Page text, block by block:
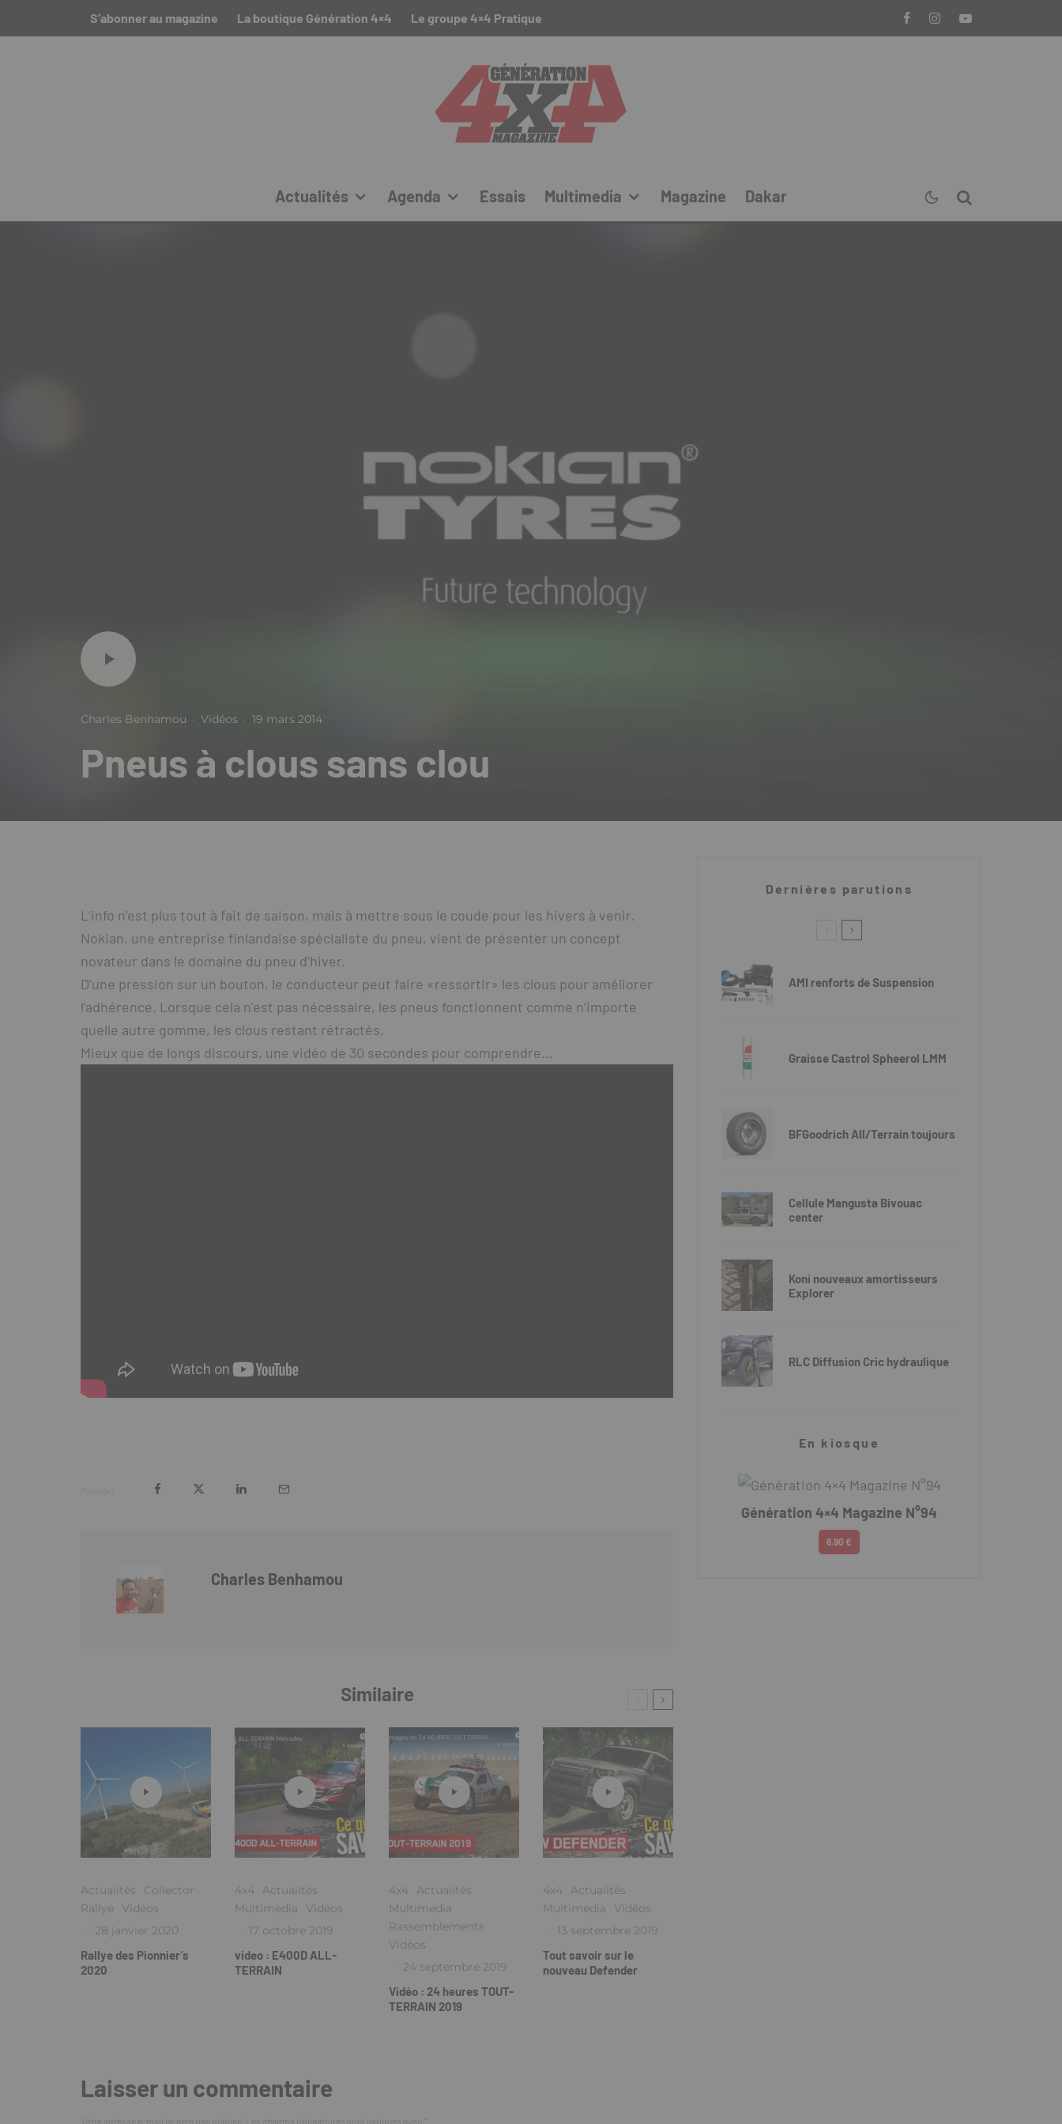
S’abonner au magazine La boutique Génération 4×4 Le groupe 4×4 Pratique
Actualités Agenda Essais Multimedia Magazine Dakar
Charles Benhamou · Vidéos · 19 mars 2014
Pneus à clous sans clou
L’info n’est plus tout à fait de saison, mais à mettre sous le coude pour les hivers à venir.
Nokian, une entreprise finlandaise spécialiste du pneu, vient de présenter un concept
novateur dans le domaine du pneu d’hiver.
D’une pression sur un bouton, le conducteur peut faire «ressortir» les clous pour améliorer
l’adhérence. Lorsque cela n’est pas nécessaire, les pneus fonctionnent comme n’importe
quelle autre gomme, les clous restant rétractés.
Mieux que de longs discours, une vidéo de 30 secondes pour comprendre…
Charles Benhamou
Similaire
Actualités
Collector
Rallye
Vidéos
· 28 janvier 2020
Rallye des Pionnier’s
2020
4x4
Actualités
Multimedia
Vidéos
· 17 octobre 2019
video : E400D ALL-
TERRAIN
4x4
Actualités
Multimedia
Rassemblements
Vidéos
· 24 septembre 2019
Vidéo : 24 heures TOUT-
TERRAIN 2019
4x4
Actualités
Multimedia
Vidéos
· 13 septembre 2019
Tout savoir sur le
nouveau Defender
Laisser un commentaire
Dernières parutions
AMI renforts de Suspension
Graisse Castrol Spheerol LMM
BFGoodrich All/Terrain toujours
Cellule Mangusta Bivouac
center
Koni nouveaux amortisseurs
Explorer
RLC Diffusion Cric hydraulique
En kiosque
Génération 4×4 Magazine N°94
6.90 €